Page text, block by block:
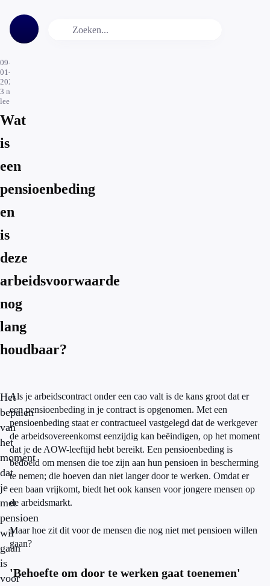
09-
01-
2020
3 min.
leestijd
Wat
is
een
pensioenbeding
en
is
deze
arbeidsvoorwaarde
nog
lang
houdbaar?
Het
bepalen
van
het
moment
dat
je
met
pensioen
wil
gaan
is
voor
Als je arbeidscontract onder een cao valt is de kans groot dat er
een pensioenbeding in je contract is opgenomen. Met een
pensioenbeding staat er contractueel vastgelegd dat de werkgever
de arbeidsovereenkomst eenzijdig kan beëindigen, op het moment
dat je de AOW-leeftijd hebt bereikt. Een pensioenbeding is
bedoeld om mensen die toe zijn aan hun pensioen in bescherming
te nemen; die hoeven dan niet langer door te werken. Omdat er
een baan vrijkomt, biedt het ook kansen voor jongere mensen op
de arbeidsmarkt.
Maar hoe zit dit voor de mensen die nog niet met pensioen willen
gaan?
'Behoefte om door te werken gaat toenemen'